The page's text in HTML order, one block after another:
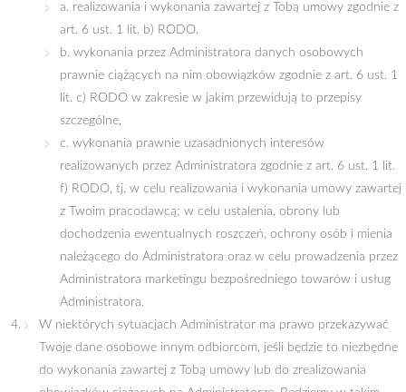
a. realizowania i wykonania zawartej z Tobą umowy zgodnie z
art. 6 ust. 1 lit. b) RODO,
b. wykonania przez Administratora danych osobowych
prawnie ciążących na nim obowiązków zgodnie z art. 6 ust. 1
lit. c) RODO w zakresie w jakim przewidują to przepisy
szczególne,
c. wykonania prawnie uzasadnionych interesów
realizowanych przez Administratora zgodnie z art. 6 ust. 1 lit.
f) RODO, tj. w celu realizowania i wykonania umowy zawartej
z Twoim pracodawcą; w celu ustalenia, obrony lub
dochodzenia ewentualnych roszczeń, ochrony osób i mienia
należącego do Administratora oraz w celu prowadzenia przez
Administratora marketingu bezpośredniego towarów i usług
Administratora.
W niektórych sytuacjach Administrator ma prawo przekazywać
Twoje dane osobowe innym odbiorcom, jeśli będzie to niezbędne
do wykonania zawartej z Tobą umowy lub do zrealizowania